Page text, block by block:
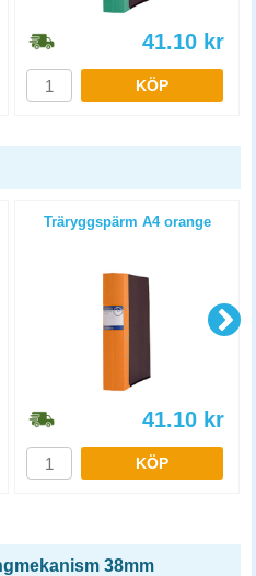
41.10 kr
KÖP
Träryggspärm A4 orange
41.10 kr
KÖP
38mm